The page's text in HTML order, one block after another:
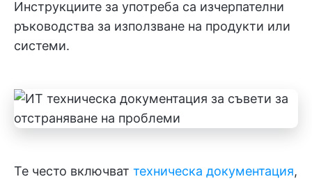
Инструкциите за употреба са изчерпателни
ръководства за използване на продукти или
системи.
Те често включват техническа документация,